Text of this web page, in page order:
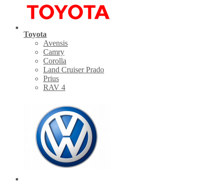
Toyota
Avensis
Camry
Corolla
Land Cruiser Prado
Prius
RAV 4